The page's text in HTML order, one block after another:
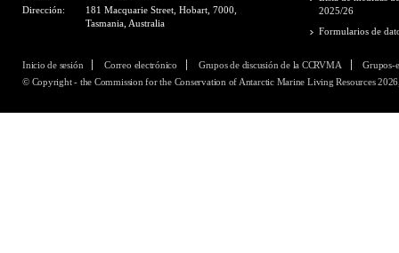
Dirección:
181 Macquarie Street, Hobart, 7000,
Tasmania, Australia
2025/26
Formularios de
Inicio de sesión Correo electrónico Grupos de discusión de la CCRVMA
Grupos-
© Copyright - the Commission for the Conservation of Antarctic Marine Living Resources